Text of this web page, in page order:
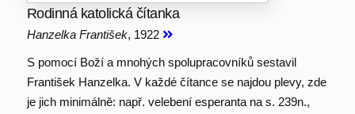
Rodinná katolická čítanka
Hanzelka František, 1922
S pomocí Boží a mnohých spolupracovníků sestavil
František Hanzelka. V každé čítance se najdou plevy, zde
je jich minimálně: např. velebení esperanta na s. 239n.,